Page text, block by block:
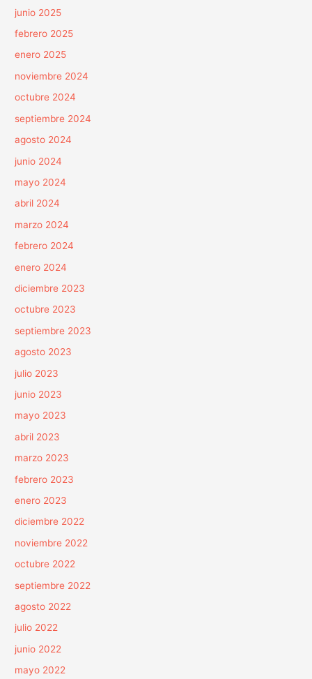
junio 2025
febrero 2025
enero 2025
noviembre 2024
octubre 2024
septiembre 2024
agosto 2024
junio 2024
mayo 2024
abril 2024
marzo 2024
febrero 2024
enero 2024
diciembre 2023
octubre 2023
septiembre 2023
agosto 2023
julio 2023
junio 2023
mayo 2023
abril 2023
marzo 2023
febrero 2023
enero 2023
diciembre 2022
noviembre 2022
octubre 2022
septiembre 2022
agosto 2022
julio 2022
junio 2022
mayo 2022